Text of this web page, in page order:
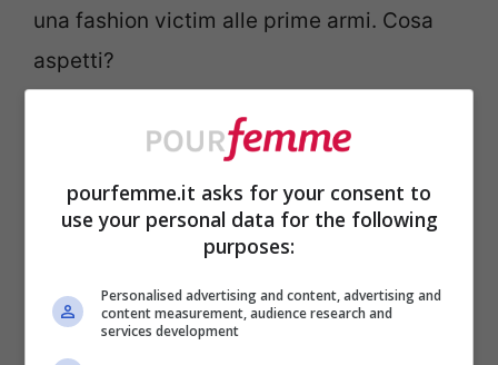
una fashion victim alle prime armi. Cosa
aspetti?
pourfemme.it asks for your consent to
use your personal data for the following
purposes:
Personalised advertising and content, advertising and
content measurement, audience research and
services development